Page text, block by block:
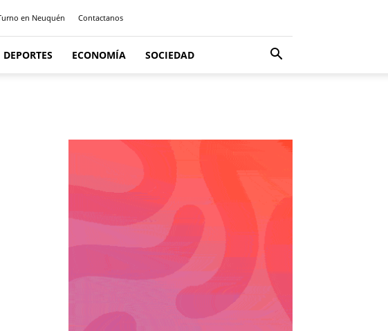
en Neuquén Contactanos
DEPORTES ECONOMÍA SOCIEDAD